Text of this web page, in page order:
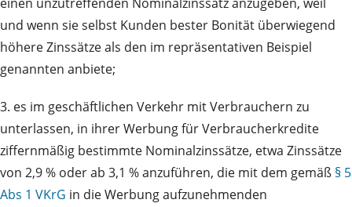
und wenn sie selbst Kunden bester Bonität überwiegend
höhere Zinssätze als den im repräsentativen Beispiel
genannten anbiete;
3. es im geschäftlichen Verkehr mit Verbrauchern zu
unterlassen, in ihrer Werbung für Verbraucherkredite
ziffernmäßig bestimmte Nominalzinssätze, etwa Zinssätze
von 2,9 % oder ab 3,1 % anzuführen, die mit dem gemäß § 5
Abs 1 VKrG in die Werbung aufzunehmenden